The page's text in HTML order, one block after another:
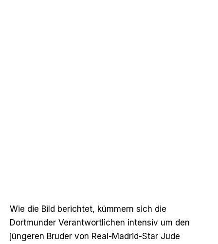
Wie die Bild berichtet, kümmern sich die
Dortmunder Verantwortlichen intensiv um den
jüngeren Bruder von Real-Madrid-Star Jude